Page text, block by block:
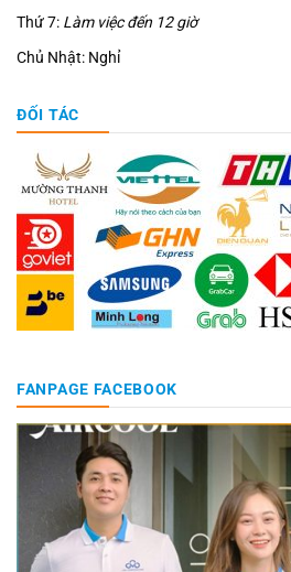
Thứ 7: Làm việc đến 12 giờ
Chủ Nhật: Nghỉ
ĐỐI TÁC
FANPAGE FACEBOOK